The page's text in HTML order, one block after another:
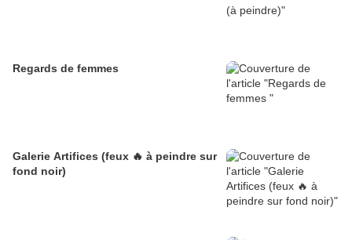
Regards de femmes
Galerie Artifices (feux 🔥 à peindre sur
fond noir)